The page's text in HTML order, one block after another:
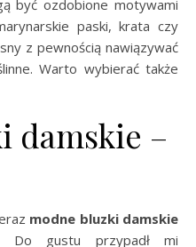
być ozdobione motywami
paski, krata czy
z pewnością nawiązywać
Warto wybierać także
damskie –
modne bluzki damskie
Do gustu przypadł mi